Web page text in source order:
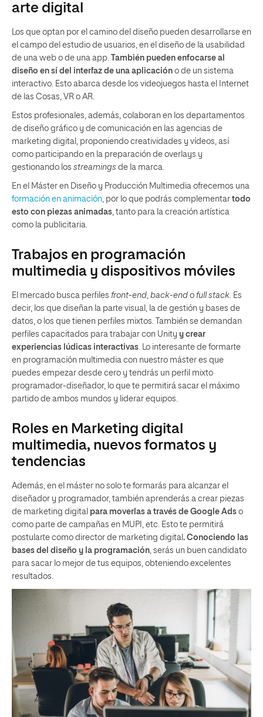
arte digital
Los que optan por el camino del diseño pueden desarrollarse en
el campo del estudio de usuarios, en el diseño de la usabilidad
de una web o de una app.
También pueden enfocarse al
diseño en sí del interfaz de una aplicación o de un sistema
interactivo. Esto abarca desde los videojuegos hasta el Internet
de las Cosas, VR o AR.
Estos profesionales, además, colaboran en los departamentos
de diseño gráfico y de comunicación en las agencias de
marketing digital, proponiendo creatividades y vídeos, así
como participando en la preparación de overlays y
gestionando los streamings de la marca.
En el Máster en Diseño y Producción Multimedia ofrecemos una
formación en animación, por lo que podrás complementar todo
esto con piezas animadas, tanto para la creación artística
como la publicitaria.
Trabajos en programación
multimedia y dispositivos móviles
El mercado busca perfiles front-end, back-end o full stack. Es
decir, los que diseñan la parte visual, la de gestión y bases de
datos, o los que tienen perfiles mixtos. También se demandan
perfiles capacitados para trabajar con Unity y crear
experiencias lúdicas interactivas. Lo interesante de formarte
en programación multimedia con nuestro máster es que
puedes empezar desde cero y tendrás un perfil mixto
programador-diseñador, lo que te permitirá sacar el máximo
partido de ambos mundos y liderar equipos.
Roles en Marketing digital
multimedia, nuevos formatos y
tendencias
Además, en el máster no solo te formarás para alcanzar el
diseñador y programador, también aprenderás a crear piezas
de marketing digital para moverlas a través de Google Ads o
como parte de campañas en MUPI, etc. Esto te permitirá
postularte como director de marketing digital . Conociendo las
bases del diseño y la programación, serás un buen candidato
para sacar lo mejor de tus equipos, obteniendo excelentes
resultados.